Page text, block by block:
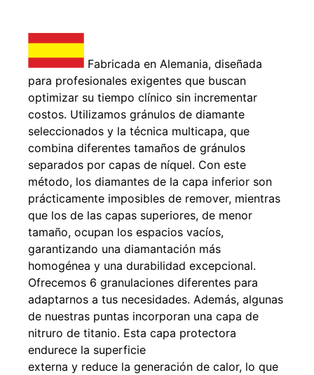
Fabricada en Alemania, diseñada
para profesionales exigentes que buscan
optimizar su tiempo clínico sin incrementar
costos. Utilizamos gránulos de diamante
seleccionados y la técnica multicapa, que
combina diferentes tamaños de gránulos
separados por capas de níquel. Con este
método, los diamantes de la capa inferior son
prácticamente imposibles de remover, mientras
que los de las capas superiores, de menor
tamaño, ocupan los espacios vacíos,
garantizando una diamantación más
homogénea y una durabilidad excepcional.
Ofrecemos 6 granulaciones diferentes para
adaptarnos a tus necesidades. Además, algunas
de nuestras puntas incorporan una capa de
nitruro de titanio. Esta capa protectora
endurece la superficie
externa y reduce la generación de calor, lo que